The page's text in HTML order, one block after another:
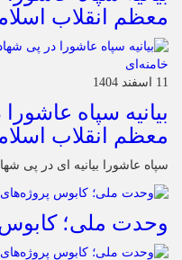
معظم انقلاب
11 اسفند 1404
بیانیه سپاه
معظم انقلاب
سپاه عاشورا بیانیه ای در پی
وحدت ملی؛